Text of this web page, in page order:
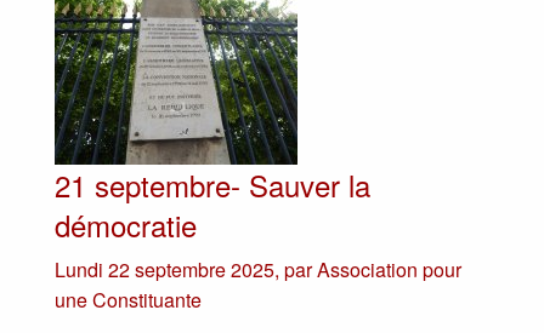
21 septembre- Sauver la
démocratie
Lundi 22 septembre 2025, parAssociation pour
une Constituante